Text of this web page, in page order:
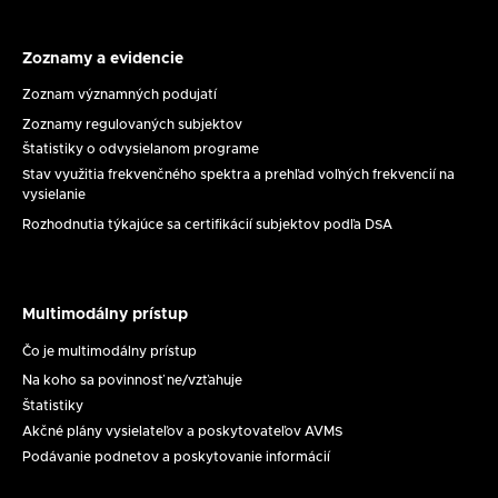
a
evidencie
Zoznamy a evidencie
Zoznam významných podujatí
Zoznamy regulovaných subjektov
Štatistiky o odvysielanom programe
Stav využitia frekvenčného spektra a prehľad voľných frekvencií na
vysielanie
Rozhodnutia týkajúce sa certifikácií subjektov podľa DSA
prístup
Multimodálny prístup
Čo je multimodálny prístup
Na koho sa povinnosť ne/vzťahuje
Štatistiky
Akčné plány vysielateľov a poskytovateľov AVMS
Podávanie podnetov a poskytovanie informácií
2026